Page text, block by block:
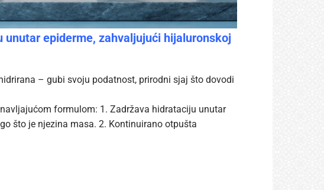
unutar epiderme, zahvaljujući hijaluronskoj
– gubi svoju podatnost, prirodni sjaj što dovodi
formulom: 1. Zadržava hidrataciju unutar
što je njezina masa. 2. Kontinuirano otpušta